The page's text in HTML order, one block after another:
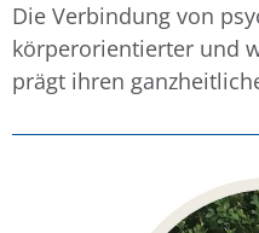
Die Verbindung von
körperorientierter und
prägt ihren